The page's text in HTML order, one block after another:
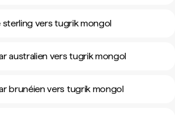
sterling vers tugrik mongol
australien vers tugrik mongol
brunéien vers tugrik mongol